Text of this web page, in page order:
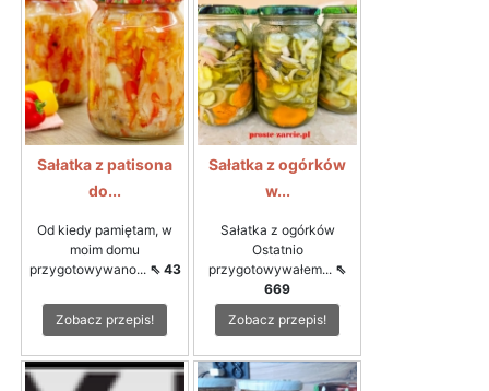
Sałatka z patisona
do...
Od kiedy pamiętam, w
moim domu
przygotowywano... ⇖ 43
Zobacz przepis!
Sałatka z ogórków
w...
Sałatka z ogórków
Ostatnio
przygotowywałem... ⇖
669
Zobacz przepis!